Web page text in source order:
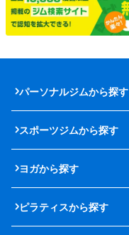
パーソナルジムから探す
スポーツジムから探す
ヨガから探す
ピラティスから探す